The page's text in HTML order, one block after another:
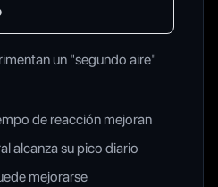
un "segundo aire"
de reacción mejoran
alcanza su pico diario
mejorarse